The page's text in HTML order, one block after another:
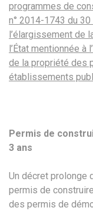
programmes de
n° 2014-1743 du
l’élargissement
l’État mentionnée à
de la propriété des
établissements
Permis de
3 ans
Un décret prolonge
permis de
des permis de